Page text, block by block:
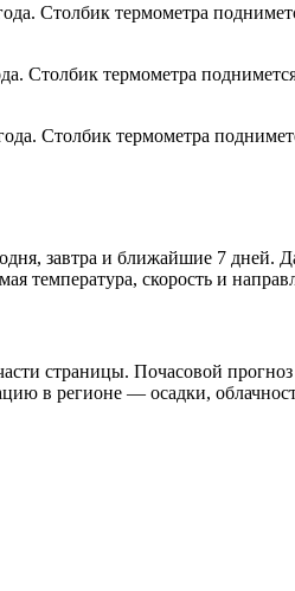
Столбик термометра
Столбик термометра
Столбик термометра
завтра и ближайшие 7 дней.
температура, скорость и
страницы. Почасовой
в регионе — осадки,